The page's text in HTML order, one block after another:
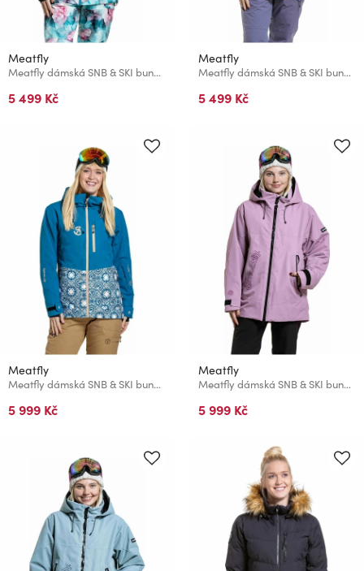
Meatfly
Meatfly dámská SNB & SKI bunda Kirsten Pink Flowers
5 499 Kč
Meatfly
Meatfly dámská SNB & SKI bunda Kirsten Bubbles
5 499 Kč
Meatfly
Meatfly dámská SNB & SKI bunda Gaia Mosaic / Blue
5 999 Kč
Meatfly
Meatfly dámská SNB & SKI bunda Gaia Rose
5 999 Kč